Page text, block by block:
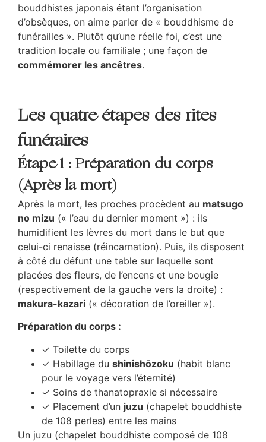
bouddhistes japonais étant l’organisation
d’obsèques, on aime parler de « bouddhisme de
funérailles ». Plutôt qu’une réelle foi, c’est une
tradition locale ou familiale ; une façon de
commémorer les ancêtres.
Les quatre étapes des rites
funéraires
Étape 1 : Préparation du corps
(Après la mort)
Après la mort, les proches procèdent au matsugo
no mizu (« l’eau du dernier moment ») : ils
humidifient les lèvres du mort dans le but que
celui-ci renaisse (réincarnation). Puis, ils disposent
à côté du défunt une table sur laquelle sont
placées des fleurs, de l’encens et une bougie
(respectivement de la gauche vers la droite) :
makura-kazari (« décoration de l’oreiller »).
Préparation du corps :
✓ Toilette du corps
✓ Habillage du shinishōzoku (habit blanc
pour le voyage vers l’éternité)
✓ Soins de thanatopraxie si nécessaire
✓ Placement d’un juzu (chapelet bouddhiste
de 108 perles) entre les mains
Un juzu (chapelet bouddhiste composé de 108